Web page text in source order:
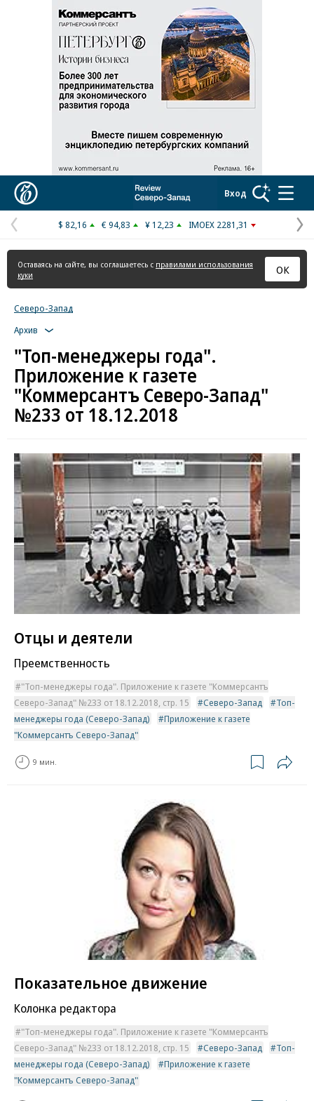
Реклама в «Ъ» www.kommersant.ru/ad
Вход
Предыдущая
страница
$ 82,16 € 94,83 ¥ 12,23 IMOEX 2281,31
Оставаясь на сайте, вы соглашаетесь с правилами использования
куки
ОК
Северо-Запад
Архив
"Топ-менеджеры года".
Приложение к газете
"Коммерсантъ Северо-Запад"
№233 от 18.12.2018
Отцы и деятели
Преемственность
"Топ-менеджеры года". Приложение к газете "Коммерсантъ
Северо-Запад" №233 от 18.12.2018, стр. 15
Северо-Запад
Топ-
менеджеры года (Северо-Запад)
Приложение к газете
"Коммерсантъ Северо-Запад"
9 мин.
Показательное движение
Колонка редактора
"Топ-менеджеры года". Приложение к газете "Коммерсантъ
Северо-Запад" №233 от 18.12.2018, стр. 15
Северо-Запад
Топ-
менеджеры года (Северо-Запад)
Приложение к газете
"Коммерсантъ Северо-Запад"